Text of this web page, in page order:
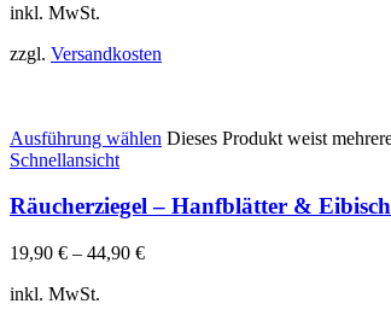
inkl. MwSt.
zzgl. Versandkosten
Ausführung wählen Dieses Produkt weist
Schnellansicht
Räucherziegel – Hanfblätter &
19,90 € – 44,90 €
inkl. MwSt.